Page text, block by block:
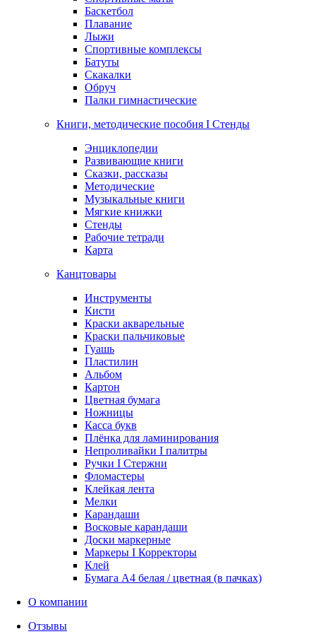
Баскетбол
Плавание
Лыжи
Спортивные комплексы
Батуты
Скакалки
Обруч
Палки гимнастические
Книги, методические пособия I Стенды
Энциклопедии
Развивающие книги
Сказки, рассказы
Методические
Музыкальные книги
Мягкие книжки
Стенды
Рабочие тетради
Карта
Канцтовары
Инструменты
Кисти
Краски акварельные
Краски пальчиковые
Гуашь
Пластилин
Альбом
Картон
Цветная бумага
Ножницы
Касса букв
Плёнка для ламинирования
Непроливайки I палитры
Ручки I Стержни
Фломастеры
Клейкая лента
Мелки
Карандаши
Восковые карандаши
Доски маркерные
Маркеры I Корректоры
Клей
Бумага А4 белая / цветная (в пачках)
О компании
Отзывы